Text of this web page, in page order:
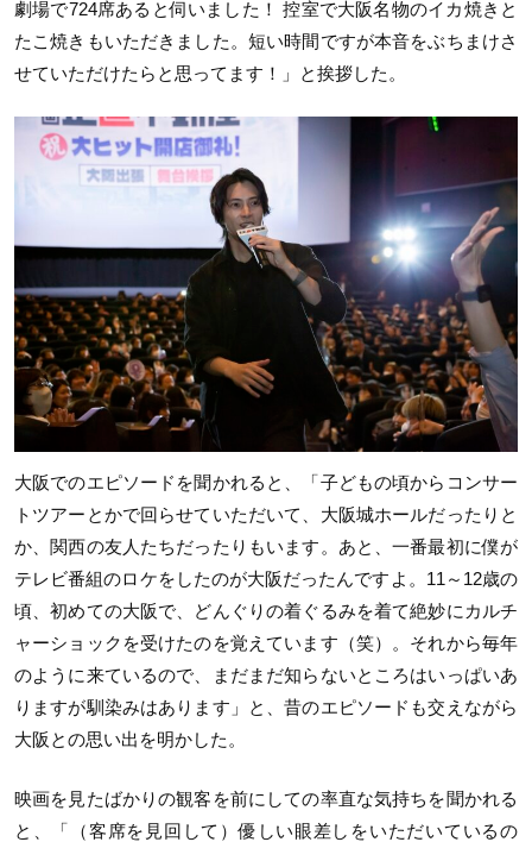
劇場で724席あると伺いました！ 控室で大阪名物のイカ焼きと
たこ焼きもいただきました。短い時間ですが本音をぶちまけさ
せていただけたらと思ってます！」と挨拶した。
大阪でのエピソードを聞かれると、「子どもの頃からコンサー
トツアーとかで回らせていただいて、大阪城ホールだったりと
か、関西の友人たちだったりもいます。あと、一番最初に僕が
テレビ番組のロケをしたのが大阪だったんですよ。11～12歳の
頃、初めての大阪で、どんぐりの着ぐるみを着て絶妙にカルチ
ャーショックを受けたのを覚えています（笑）。それから毎年
のように来ているので、まだまだ知らないところはいっぱいあ
りますが馴染みはあります」と、昔のエピソードも交えながら
大阪との思い出を明かした。
映画を見たばかりの観客を前にしての率直な気持ちを聞かれる
と、「（客席を見回して）優しい眼差しをいただいているの